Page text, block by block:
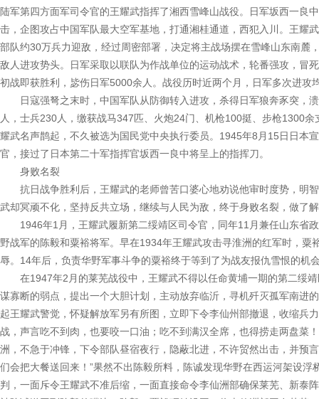
陆军第四方面军司令官的王耀武指挥了湘西雪峰山战役。日军坂西一良
击，企图攻占中国军队最大空军基地，打通湘桂通道，西犯入川。王耀
部队约30万兵力迎敌，经过周密部署，决定将主战场摆在雪峰山东南麓
敌人进攻势头。日军采取以联队为作战单位的运动战术，轮番强攻，冒
初战即获胜利，毖伤日军5000余人。战役历时近两个月，日军多次进攻
日寇强弩之末时，中国军队从防御转入进攻，杀得日军狼奔豕突，
人，士兵230人，缴获战马347匹、火炮24门、机枪100挺、步枪1300
耀武名声鹊起，不久被选为国民党中央执行委员。1945年8月15日日本
官，接过了日本第二十军指挥官坂西一良中将呈上的指挥刀。
身败名裂
抗日战争胜利后，王耀武的老师曾苦口婆心地劝说他审时度势，明
武却冥顽不化，坚持反共立场，继续与人民为敌，终于身败名裂，做了
1946年1月，王耀武履新第二绥靖区司令官，同年11月兼任山东省
野战军的陈毅和粟裕将军。早在1934年王耀武攻击寻淮洲的红军时，
辱。14年后，负责华野军事斗争的粟裕终于等到了为战友报仇雪恨的机
在1947年2月的莱芜战役中，王耀武不得以任命黄埔一期的第二绥靖
谋寡断的弱点，提出一个大胆计划，主动放弃临沂，寻机歼灭孤军南进
起王耀武警觉，怀疑解放军另有所图，立即下令李仙州部撤退，收缩兵
战，声言吃不到肉，也要咬一口油；吃不到满汉全席，也得捞走两盘菜
洲，不急于冲锋，下令部队昼宿夜行，隐蔽北进，不许贸然出击，并预
们会把大餐送回来！”果然不出陈毅所料，陈诚发现华野在西运河架设
判，一面斥令王耀武不准后缩，一面直接命令李仙洲部确保莱芜、新泰